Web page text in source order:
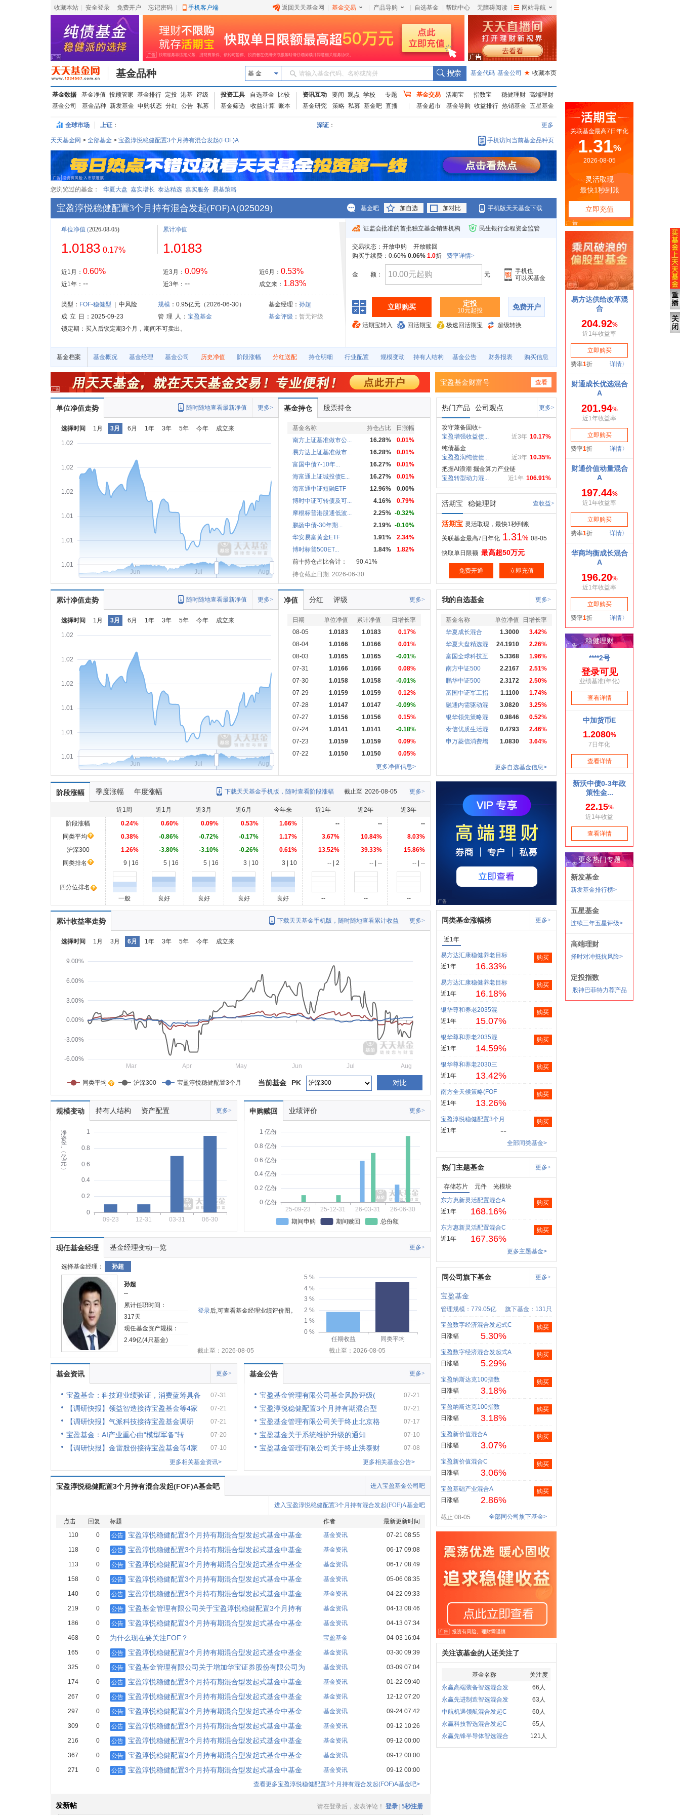
收藏本站 安全登录 免费开户 忘记密码 手机客户端 返回天天基金网 基金交易 产品导购 自选基金 帮助中心 无障碍阅读 网站导航
基金品种 基 金 请输入基金代码、名称或简拼 基金代码 基金公司 ★ 收藏本页
基金数据 基金净值 投顾管家 基金排行 定投 港基 评级
基金公司
基金品种 新发基金 申购状态 分红 公告 私募
投资工具 自选基金
比较
基金筛选
收益计算 账本
资讯互动 要闻 观点 学校
专题
基金研究
策略 私募 基金吧 直播
基金交易 活期宝 指数宝 稳健理财 高端理财
基金超市
基金导购 收益排行 热销基金 五星基金
全球市场 上证： 深证： 更多
天天基金网 > 全部基金 > 宝盈淳悦稳健配置3个月持有混合发起(FOF)A 手机访问当前基金品种页
您浏览过的基金： 华夏大盘 嘉实增长 泰达精选 嘉实服务 易基策略
宝盈淳悦稳健配置3个月持有混合发起(FOF)A(025029) 基金吧 加自选 加对比 手机版天天基金下载
单位净值 (2026-08-05)
1.0183 0.17%
近1月： 0.60%
近1年： --
累计净值
1.0183
近3月： 0.09%
近3年： --
近6月： 0.53%
成立来： 1.83%
类型： FOF-稳健型 | 中风险 规模：0.95亿元（2026-06-30） 基金经理： 孙超
成 立 日
：2025-09-23 管 理 人 ： 宝盈基金 基金评级 ： 暂无评级
锁定期：买入后锁定期3个月，期间不可卖出。
证监会批准的首批独立基金销售机构 民生银行全程资金监管
交易状态： 开放申购
开放赎回
购买手续费：0.60% 0.06% 1.0折 费率详情>
金 额： 元
手机也
可以买基金
立即购买 定投
10元起投 免费开户
活期宝转入 回活期宝 极速回活期宝 超级转换
基金档案 基金概况 基金经理 基金公司 历史净值 阶段涨幅 分红送配 持仓明细 行业配置 规模变动 持有人结构 基金公告 财务报表 购买信息
宝盈基金财富号 查看
单位净值走势 更多>
随时随地查看最新净值
选择时间 1月 3月 6月 1年 3年 5年 今年 成立来
1.01
1.01
1.01
1.02
1.02
1.02
Jun Jul Aug
基金持仓 股票持仓
基金名称 持仓占比
日涨幅
南方上证基准做市公...
16.28%
0.01%
易方达上证基准做市...
16.28%
0.01%
富国中债7-10年...
16.27%
0.01%
海富通上证城投债E...
16.27%
0.01%
海富通中证短融ETF
12.96%
0.00%
博时中证可转债及可...
4.16%
0.79%
摩根标普港股通低波...
2.25% -0.32%
鹏扬中债-30年期...
2.19% -0.10%
华安易富黄金ETF
1.91%
2.34%
博时标普500ET...
1.84%
1.82%
前十持仓占比合计：
90.41%
持仓截止日期: 2026-06-30
热门产品 公司观点 更多>
攻守兼备固收+
10.17%
近3年
宝盈增强收益债...
纯债基金
10.35%
近3年
宝盈盈润纯债债...
把握AI浪潮 掘金算力产业链
106.91%
近1年
宝盈转型动力混...
活期宝 稳健理财 查收益>
活期宝 灵活取现，最快1秒到账
关联基金最高7日年化 1.31% 08-05
快取单日限额 最高超50万元
免费开通 立即充值
累计净值走势 更多>
随时随地查看最新净值
选择时间 1月 3月 6月 1年 3年 5年 今年 成立来
1.01
1.01
1.01
1.02
1.02
1.02
Jun Jul Aug
净值 分红 评级 更多>
日期 单位净值 累计净值
日增长率
08-05
1.0183 1.0183
0.17%
08-04
1.0166 1.0166
0.01%
08-03
1.0165 1.0165
-0.01%
07-31
1.0166 1.0166
0.08%
07-30
1.0158 1.0158
-0.01%
07-29
1.0159 1.0159
0.12%
07-28
1.0147 1.0147
-0.09%
07-27
1.0156 1.0156
0.15%
07-24
1.0141 1.0141
-0.18%
07-23
1.0159 1.0159
0.09%
07-22
1.0150 1.0150
0.05%
更多净值信息>
我的自选基金 更多>
基金名称 单位净值
日增长率
华夏成长混合
1.3000
3.42%
华夏大盘精选混
24.1910
2.26%
富国全球科技互
5.3368
1.96%
南方中证500
2.2167
2.51%
鹏华中证500
2.3172
2.50%
富国中证军工指
1.1100
1.74%
融通内需驱动混
3.0820
3.25%
银华领先策略混
0.9846
0.52%
泰信优质生活混
0.4793
2.46%
申万菱信消费增
1.0830 3.64%
更多自选基金信息>
阶段涨幅 季度涨幅 年度涨幅 更多>
截止至 2026-08-05
下载天天基金手机版，随时查看阶段涨幅
近1周 近1月 近3月 近6月 今年来 近1年 近2年
近3年
阶段涨幅
0.24% 0.60% 0.09% 0.53% 1.66% -- --
--
同类平均
0.38% -0.86% -0.72% -0.17% 1.17% 3.67% 10.84%
8.03%
沪深300
1.26% -3.80% -3.10% -0.26% 0.61% 13.52% 39.33%
15.86%
同类排名
9 | 16 5 | 16 5 | 16 3 | 10 3 | 10 -- | 2 -- | -- -- | --
四分位排名
一般
良好 良好 良好 良好 -- -- --
累计收益率走势 更多>
下载天天基金手机版，随时随地查看累计收益
选择时间 1月 3月 6月 1年 3年 5年 今年 成立来
-6.00%
-3.00%
0.00%
3.00%
6.00%
9.00%
Mar Apr May Jun Jul Aug
同类平均 沪深300 宝盈淳悦稳健配置3个月 对比
PK
当前基金
规模变动 持有人结构 资产配置 更多>
净
资
产
︵
亿
元
︶
0
0.2
0.4
0.6
0.8
1
09-23 12-31 03-31 06-30
申购赎回 业绩评价 更多>
0 亿份
0.2 亿份
0.4 亿份
0.6 亿份
0.8 亿份
1 亿份
25-09-23 25-12-31 26-03-31
26-06-30
期间申购
期间赎回 总份额
现任基金经理 基金经理变动一览 更多>
选择基金经理： 孙超
孙超
--
累计任职时间：
317天
现任基金资产规模：
2.49亿(4只基金)
登录后,可查看基金经理业绩评价图。
0 %
1 %
2 %
3 %
4 %
5 %
任期收益
同类平均
截止至：2026-08-05
截止至：2026-08-05
基金资讯 更多>
宝盈基金：科技迎业绩验证，消费蓝筹具备 07-31
【调研快报】领益智造接待宝盈基金等4家 07-21
【调研快报】气派科技接待宝盈基金调研 07-21
宝盈基金：AI产业重心由“模型军备”转 07-20
【调研快报】金雷股份接待宝盈基金等4家
07-10
更多相关基金资讯>
基金公告 更多>
宝盈基金管理有限公司基金风险评级( 07-21
宝盈淳悦稳健配置3个月持有期混合型 07-21
宝盈基金管理有限公司关于终止北京格 07-17
宝盈基金关于系统维护升级的通知 07-10
宝盈基金管理有限公司关于终止洪泰财
07-08
更多相关基金公告>
宝盈淳悦稳健配置3个月持有混合发起(FOF)A基金吧 进入宝盈基金公司吧
进入宝盈淳悦稳健配置3个月持有混合发起(FOF)A基金吧
点击 回复 标题 作者
最新更新时间
110
0 公告 宝盈淳悦稳健配置3个月持有期混合型发起式基金中基金 基金资讯 07-21 08:55
118 0 公告 宝盈淳悦稳健配置3个月持有期混合型发起式基金中基金 基金资讯 06-17 09:08
113 0 公告 宝盈淳悦稳健配置3个月持有期混合型发起式基金中基金 基金资讯 06-17 08:49
158 0 公告 宝盈淳悦稳健配置3个月持有期混合型发起式基金中基金 基金资讯 05-06 08:35
140 0 公告 宝盈淳悦稳健配置3个月持有期混合型发起式基金中基金 基金资讯 04-22 09:33
219 0 公告 宝盈基金管理有限公司关于宝盈淳悦稳健配置3个月持有 基金资讯 04-13 08:46
186 0 公告 宝盈淳悦稳健配置3个月持有期混合型发起式基金中基金 基金资讯 04-13 07:34
468 0 为什么现在要关注FOF？ 宝盈基金 04-03 16:04
165 0 公告 宝盈淳悦稳健配置3个月持有期混合型发起式基金中基金 基金资讯 03-30 09:39
325 0 公告 宝盈基金管理有限公司关于增加华宝证券股份有限公司为 基金资讯 03-09 07:04
174 0 公告 宝盈淳悦稳健配置3个月持有期混合型发起式基金中基金 基金资讯 01-22 09:40
267 0 公告 宝盈淳悦稳健配置3个月持有期混合型发起式基金中基金 基金资讯 12-12 07:20
297 0 公告 宝盈淳悦稳健配置3个月持有期混合型发起式基金中基金 基金资讯 09-24 07:42
309 0 公告 宝盈淳悦稳健配置3个月持有期混合型发起式基金中基金 基金资讯 09-12 10:26
216 0 公告 宝盈淳悦稳健配置3个月持有期混合型发起式基金中基金 基金资讯 09-12 00:00
367 0 公告 宝盈淳悦稳健配置3个月持有期混合型发起式基金中基金 基金资讯 09-12 00:00
271 0 公告 宝盈淳悦稳健配置3个月持有期混合型发起式基金中基金 基金资讯
09-12 00:00
查看更多宝盈淳悦稳健配置3个月持有混合发起(FOF)A基金吧>
同类基金涨幅榜 更多>
近1年
易方达汇康稳健养老目标
近1年
16.33%
购买
易方达汇康稳健养老目标
近1年
16.18%
购买
银华尊和养老2035混
近1年
15.07%
购买
银华尊和养老2035混
近1年
14.59%
购买
银华尊和养老2030三
近1年
13.42%
购买
南方全天候策略(FOF
近1年
13.26%
购买
宝盈淳悦稳健配置3个月
近1年
--
购买
全部同类基金>
热门主题基金 更多>
存储芯片 元件
光模块
东方惠新灵活配置混合A
近1年
168.16%
购买
东方惠新灵活配置混合C
近1年
167.36%
购买
更多主题基金>
同公司旗下基金 更多>
宝盈基金
管理规模：779.05亿 旗下基金：131只
宝盈数字经济混合发起式C
日涨幅
5.30%
购买
宝盈数字经济混合发起式A
日涨幅
5.29%
购买
宝盈纳斯达克100指数
日涨幅
3.18%
购买
宝盈纳斯达克100指数
日涨幅
3.18%
购买
宝盈新价值混合A
日涨幅
3.07%
购买
宝盈新价值混合C
日涨幅
3.06%
购买
宝盈基础产业混合A
日涨幅
2.86%
购买
截止:08-05 全部同公司旗下基金>
关注该基金的人还关注了
基金名称
关注度
永赢高端装备智选混合发
66人
永赢先进制造智选混合发
63人
中航机遇领航混合发起C
60人
永赢科技智选混合发起C
65人
永赢先锋半导体智选混合
121人